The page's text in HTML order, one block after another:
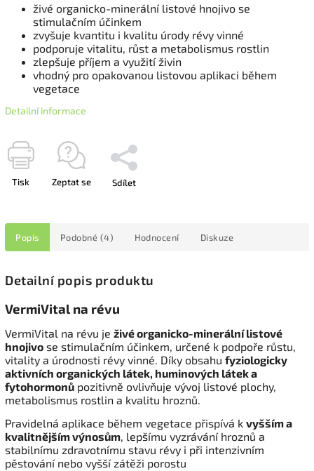
živé organicko-minerální listové hnojivo se
stimulačním účinkem
zvyšuje kvantitu i kvalitu úrody révy vinné
podporuje vitalitu, růst a metabolismus rostlin
zlepšuje příjem a využití živin
vhodný pro opakovanou listovou aplikaci během
vegetace
Detailní informace
Tisk Zeptat se Sdílet
Popis Podobné (4) Hodnocení Diskuze
Detailní popis produktu
VermiVital na révu
VermiVital na révu je živé organicko-minerální listové
hnojivo se stimulačním účinkem, určené k podpoře růstu,
vitality a úrodnosti révy vinné. Díky obsahu fyziologicky
aktivních organických látek, huminových látek a
fytohormonů pozitivně ovlivňuje vývoj listové plochy,
metabolismus rostlin a kvalitu hroznů.
Pravidelná aplikace během vegetace přispívá k vyšším a
kvalitnějším výnosům, lepšímu vyzrávání hroznů a
stabilnímu zdravotnímu stavu révy i při intenzivním
pěstování nebo vyšší zátěži porostu